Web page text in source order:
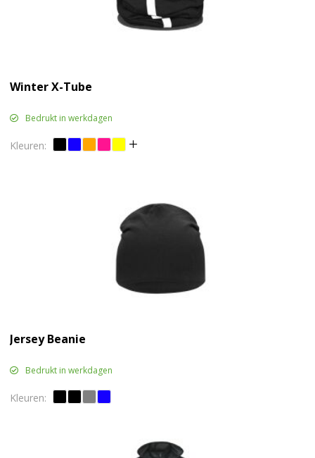
Winter X-Tube
Bedrukt in werkdagen
Jersey Beanie
Bedrukt in werkdagen